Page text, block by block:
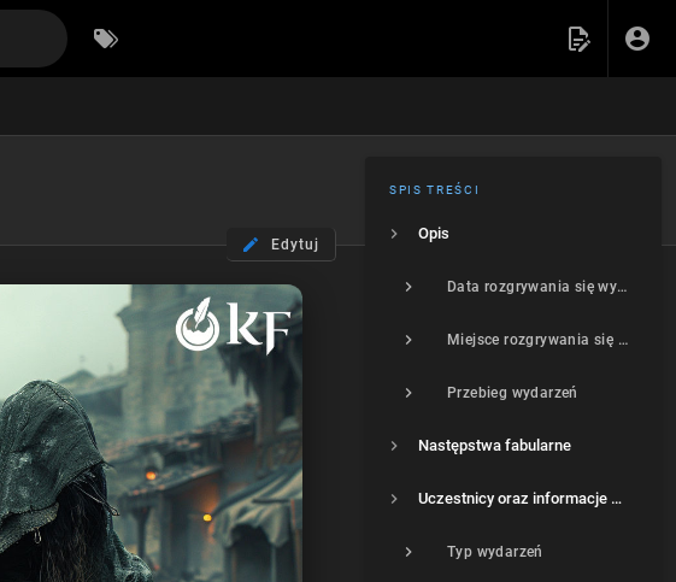
Edytuj
SPIS TREŚCI
Opis
Data rozgrywania się wydarzeń
Miejsce rozgrywania się wydarzeń
Przebieg wydarzeń
Następstwa fabularne
Uczestnicy oraz informacje dodatkowe
Typ wydarzeń